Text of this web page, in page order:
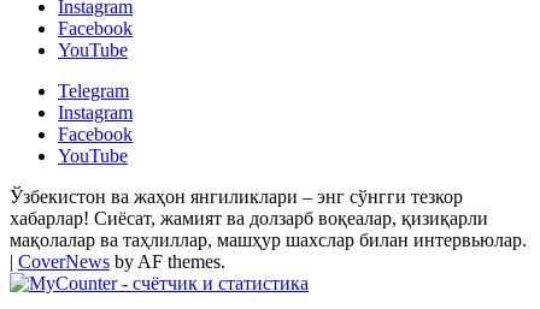
Instagram
Facebook
YouTube
Telegram
Instagram
Facebook
YouTube
Ўзбекистон ва жаҳон янгиликлари – энг сўнгги тезкор
хабарлар! Сиёсат, жамият ва долзарб воқеалар, қизиқарли
мақолалар ва таҳлиллар, машҳур шахслар билан интервьюлар.
| CoverNews by AF themes.